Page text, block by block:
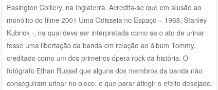
Easington Colliery, na Inglaterra. Acredita-se que em alusão ao
monólito do filme 2001 Uma Odisseia no Espaço – 1968, Stanley
Kubrick -, na qual deve ser interpretada como se o ato de urinar
fosse uma libertação da banda em relação ao álbum Tommy,
creditado como um dos primeiros ópera rock da história. O
fotógrafo Ethan Russel que alguns dos membros da banda não
conseguiram urinar no bloco, e que parar atingir o efeito desejado,